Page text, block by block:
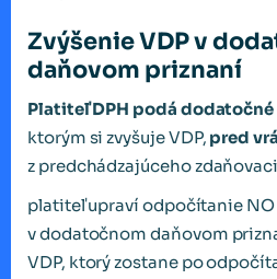
Zvýšenie VDP v
daňovom priznaní
Platiteľ DPH podá
ktorým si zvyšuje VDP, pred
z predchádzajúceho
platiteľ upraví odpočítanie NO
v dodatočnom daňovom
VDP, ktorý zostane po